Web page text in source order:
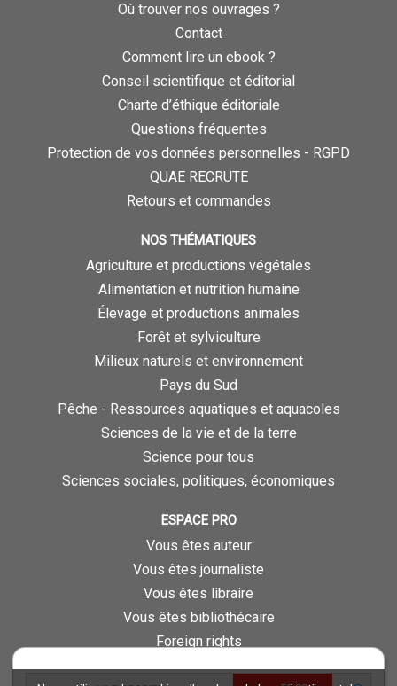
Où trouver nos ouvrages ?
Contact
Comment lire un ebook ?
Conseil scientifique et éditorial
Charte d’éthique éditoriale
Questions fréquentes
Protection de vos données personnelles - RGPD
QUAE RECRUTE
Retours et commandes
NOS THÉMATIQUES
Agriculture et productions végétales
Alimentation et nutrition humaine
Élevage et productions animales
Forêt et sylviculture
Milieux naturels et environnement
Pays du Sud
Pêche - Ressources aquatiques et aquacoles
Sciences de la vie et de la terre
Science pour tous
Sciences sociales, politiques, économiques
ESPACE PRO
Vous êtes auteur
Vous êtes journaliste
Vous êtes libraire
Vous êtes bibliothécaire
Foreign rights
Procédure d'évaluation